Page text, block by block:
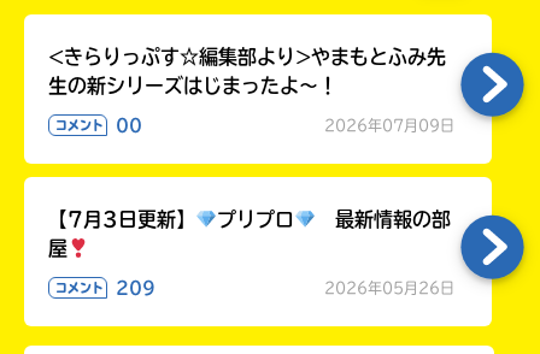
<きらりっぷす☆編集部より>やまもとふみ先
生の新シリーズはじまったよ～！
コメント 00 2026年07月09日
【7月3日更新】 プリプロ
最新情報の部
屋
コメント 209 2026年05月26日
い
い
の
で、
確
し